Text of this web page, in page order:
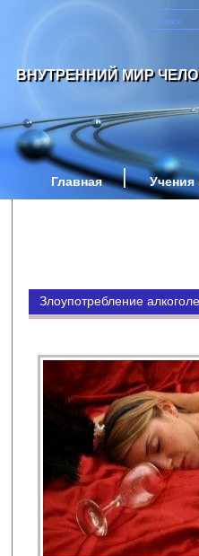
ВНУТРЕННИЙ МИР
Главная Учения
Злоупотребление